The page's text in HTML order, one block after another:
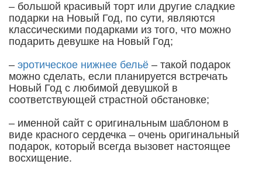
– большой красивый торт или другие сладкие
подарки на Новый Год, по сути, являются
классическими подарками из того, что можно
подарить девушке на Новый Год;
– эротическое нижнее бельё – такой подарок
можно сделать, если планируется встречать
Новый Год с любимой девушкой в
соответствующей страстной обстановке;
– именной сайт с оригинальным шаблоном в
виде красного сердечка – очень оригинальный
подарок, который всегда вызовет настоящее
восхищение.